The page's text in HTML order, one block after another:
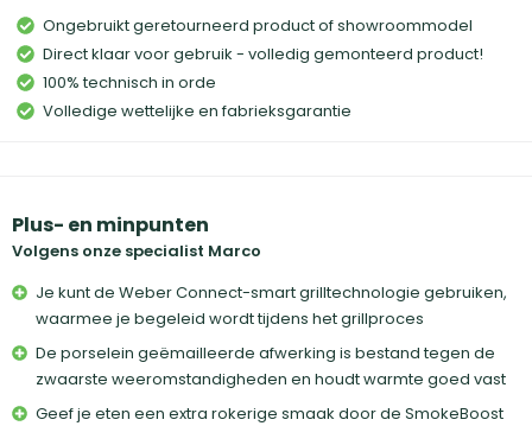
Ongebruikt geretourneerd product of showroommodel
Direct klaar voor gebruik - volledig gemonteerd product!
100% technisch in orde
Volledige wettelijke en fabrieksgarantie
Plus- en minpunten
Volgens onze specialist Marco
Je kunt de Weber Connect-smart grilltechnologie gebruiken,
waarmee je begeleid wordt tijdens het grillproces
De porselein geëmailleerde afwerking is bestand tegen de
zwaarste weeromstandigheden en houdt warmte goed vast
Geef je eten een extra rokerige smaak door de SmokeBoost